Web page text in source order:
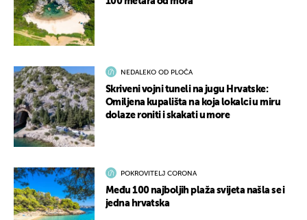
NEDALEKO OD PLOČA
Skriveni vojni tuneli na jugu Hrvatske:
Omiljena kupališta na koja lokalci u miru
dolaze roniti i skakati u more
POKROVITELJ CORONA
Među 100 najboljih plaža svijeta našla se i
jedna hrvatska